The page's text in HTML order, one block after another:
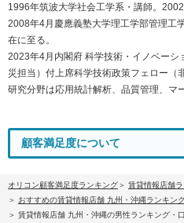
1996年筑波大学社会工学系・講師。2002
2008年4月慶應義塾大学理工学部管理工
在に至る。
2023年4月内閣府 科学技術・イノベー
災担当）付上席科学技術政策フェロー（
研究分野は応用統計解析、品質管理、マ
顧客満足度について
オリコン顧客満足度ランキング
賃貸情報店舗
おすすめの賃貸情報店舗 九州・沖縄ランキン
賃貸情報店舗 九州・沖縄の男性ランキング・